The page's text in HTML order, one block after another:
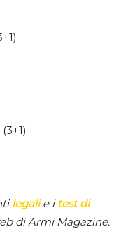
legali e i test di
di Armi Magazine.